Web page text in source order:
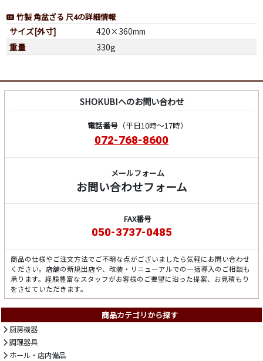
竹製 角盆ざる 尺4の詳細情報
サイズ[外寸]
420×360mm
重量
330g
SHOKUBIへのお問い合わせ
電話番号（平日10時～17時）
072-768-8600
メールフォーム
お問い合わせフォーム
FAX番号
050-3737-0485
商品の仕様やご注文方法でご不明な点がございましたら気軽にお問い合わせ
ください。店舗の新規出店や、改装・リニューアルでの一括導入のご相談も
承ります。経験豊富なスタッフがお客様のご要望に沿った提案、お見積もり
をさせていただきます。
商品カテゴリから探す
厨房機器
調理器具
ホール・店内備品